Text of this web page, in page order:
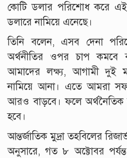
কোটি ডলার পরিশোধ করে এই
ডলারে নামিয়ে এনেছে।
তিনি বলেন, এসব দেনা
অর্থনীতির ওপর চাপ কমবে
আমাদের লক্ষ্য, আগামী দুই
নামিয়ে আনা। এতে আমরা
আরও বাড়বে। ফলে অর্থনৈতিক
হবে।
আন্তর্জাতিক মুদ্রা তহবিলের
অনুসারে, গত ৮ অক্টোবর পর্যন্ত